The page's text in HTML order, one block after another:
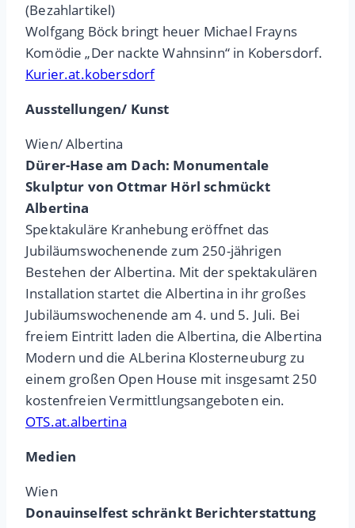
(Bezahlartikel)
Wolfgang Böck bringt heuer Michael Frayns
Komödie „Der nackte Wahnsinn“ in Kobersdorf.
Kurier.at.kobersdorf
Ausstellungen/ Kunst
Wien/ Albertina
Dürer-Hase am Dach: Monumentale
Skulptur von Ottmar Hörl schmückt
Albertina
Spektakuläre Kranhebung eröffnet das
Jubiläumswochenende zum 250-jährigen
Bestehen der Albertina. Mit der spektakulären
Installation startet die Albertina in ihr großes
Jubiläumswochenende am 4. und 5. Juli. Bei
freiem Eintritt laden die Albertina, die Albertina
Modern und die ALberina Klosterneuburg zu
einem großen Open House mit insgesamt 250
kostenfreien Vermittlungsangeboten ein.
OTS.at.albertina
Medien
Wien
Donauinselfest schränkt Berichterstattung